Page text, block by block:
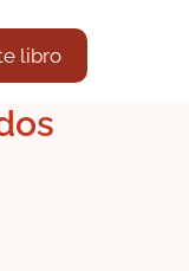
libro